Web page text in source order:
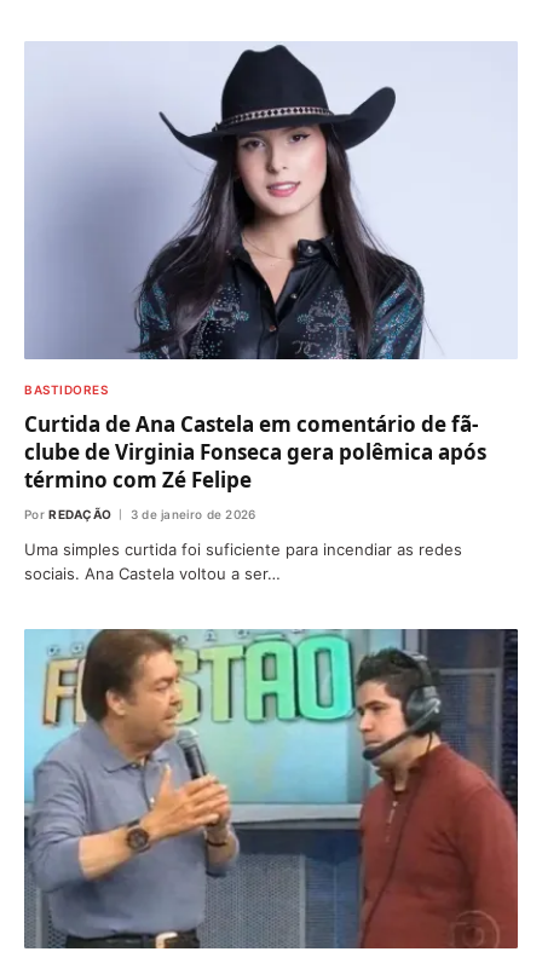
BASTIDORES
Curtida de Ana Castela em comentário de fã-
clube de Virginia Fonseca gera polêmica após
término com Zé Felipe
Por REDAÇÃO 3 de janeiro de 2026
Uma simples curtida foi suficiente para incendiar as redes
sociais. Ana Castela voltou a ser…